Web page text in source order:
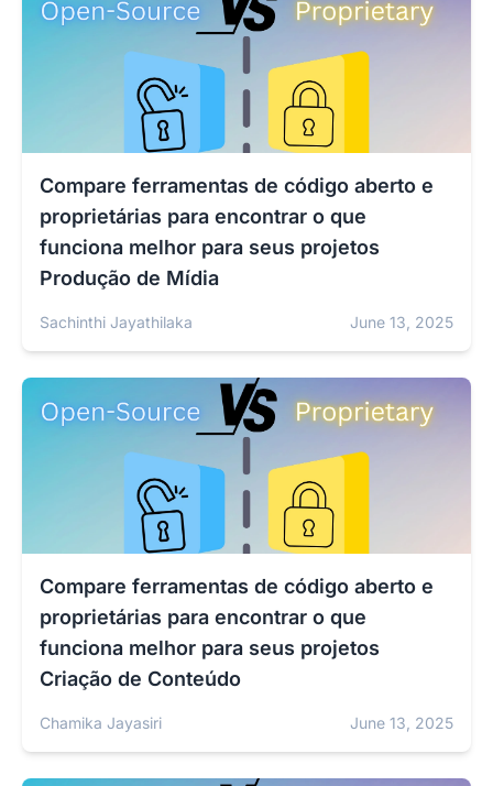
Compare ferramentas de código aberto e
proprietárias para encontrar o que
funciona melhor para seus projetos
Produção de Mídia
Sachinthi Jayathilaka June 13, 2025
Compare ferramentas de código aberto e
proprietárias para encontrar o que
funciona melhor para seus projetos
Criação de Conteúdo
Chamika Jayasiri June 13, 2025